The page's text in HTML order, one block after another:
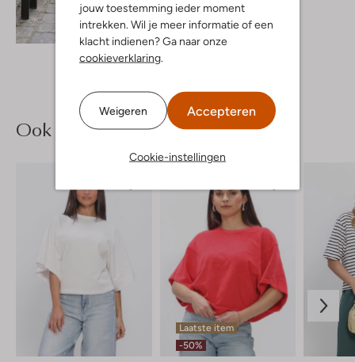
jouw toestemming ieder moment
intrekken. Wil je meer informatie of een
klacht indienen? Ga naar onze
cookieverklaring.
Weigeren Accepteren
Cookie-instellingen
Ontdek de look
Ook iets voor jou?
Laatste item
-50%